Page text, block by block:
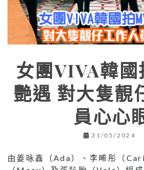
女團VIVA韓
艷遇 對大隻靚
員心心
31/05/2024
由姜咏鑫（Ada）、李晞彤（